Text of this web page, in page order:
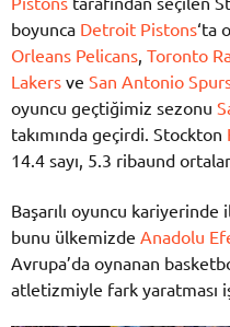
boyunca Detroit Pistons‘ta
Orleans Pelicans Toronto
Lakers ve San Antonio
oyuncu geçtiğimiz sezonu
takımında geçirdi. Stockton
14.4 sayı, 5.3 ribaund
Başarılı oyuncu kariyerinde
bunu ülkemizde Anadolu
Avrupa’da oynanan
atletizmiyle fark yaratması